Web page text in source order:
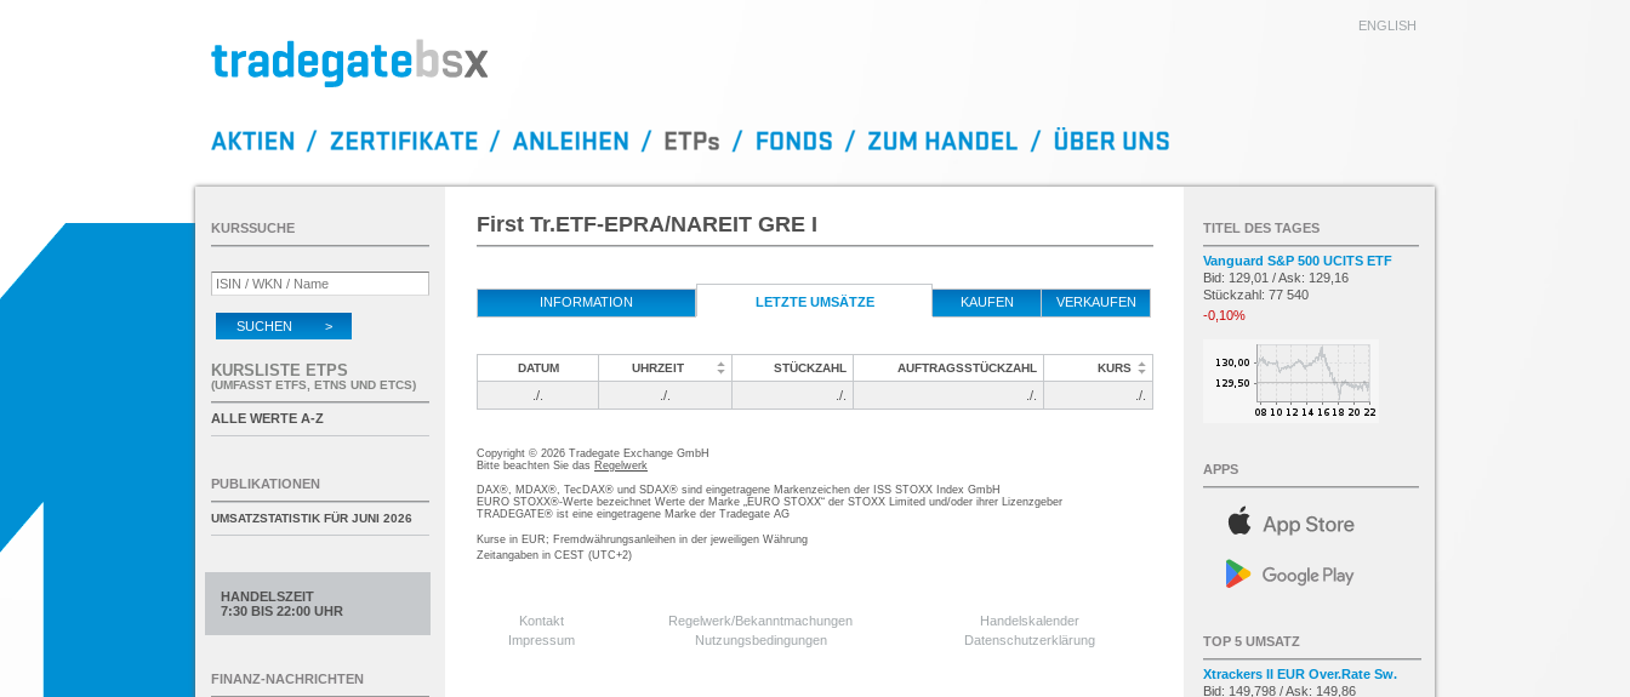
ENGLISH
First Tr.ETF-EPRA/NAREIT GRE I
INFORMATION LETZTE UMSÄTZE KAUFEN VERKAUFEN
DATUM UHRZEIT STÜCKZAHL AUFTRAGSSTÜCKZAHL KURS
./. ./. ./. ./. ./.
Copyright © 2026 Tradegate Exchange GmbH
Bitte beachten Sie das Regelwerk
DAX®, MDAX®, TecDAX® und SDAX® sind eingetragene Markenzeichen der ISS STOXX Index GmbH
EURO STOXX®-Werte bezeichnet Werte der Marke „EURO STOXX“ der STOXX Limited und/oder ihrer Lizenzgeber
TRADEGATE® ist eine eingetragene Marke der Tradegate AG
Kurse in EUR; Fremdwährungsanleihen in der jeweiligen Währung
Zeitangaben in CEST (UTC+2)
Kontakt Regelwerk/Bekanntmachungen
Handelskalender
Impressum
Nutzungsbedingungen Datenschutzerklärung
KURSSUCHE
SUCHEN >
KURSLISTE ETPS
(UMFASST ETFS, ETNS UND ETCS)
ALLE WERTE A-Z
PUBLIKATIONEN
UMSATZSTATISTIK FÜR JUNI 2026
HANDELSZEIT
7:30 BIS 22:00 UHR
FINANZ-NACHRICHTEN
TITEL DES TAGES
Vanguard S&P 500 UCITS ETF
Bid: 129,01 / Ask: 129,16
Stückzahl: 77 540
-0,10%
APPS
TOP 5 UMSATZ
Xtrackers II EUR Over.Rate Sw.
Bid: 149,798 / Ask: 149,86